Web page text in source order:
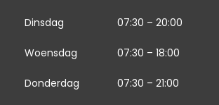
Dinsdag 07:30 – 20:00
Woensdag 07:30 – 18:00
Donderdag 07:30 – 21:00